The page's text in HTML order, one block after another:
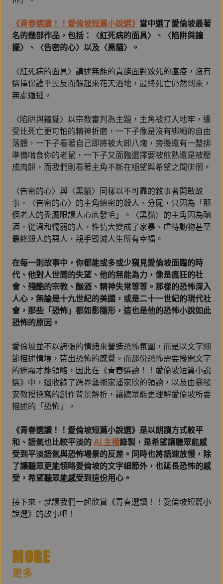
《青春選讀！！愛倫坡短篇小說選》 當中選了愛倫坡最著
名的幾部作品，包括：〈紅死病的面具〉、〈陷阱與鐘
擺〉、〈告密的心〉以及〈黑貓〉。
〈紅死病的面具〉講述無能的貴族面對致死的瘟疫，沒有
選擇保護平民反而躲起來花天酒地，最終死亡仍然到來，
無處遁逃。
〈陷阱與鐘擺〉以宗教審判為主題，主角被打入地牢，遭
受比死亡更可怕的精神折磨，一下子像是沒有綁繩的自由
落體，一下子看著自己即將被大卸八塊，旁邊還有一整排
準備啃食你的老鼠，一下子又面臨選擇要被煎熟還是被壓
成肉餅，而我們則看著主角不斷在絕望與希望之間徘徊。
〈告密的心〉與〈黑貓〉同樣以不可靠的敘事者開啟故
事，〈告密的心〉的主角縝密的殺人、分屍，只因為「那
個老人的禿鷹眼讓人心底發毛」。〈黑貓〉的主角因為酗
酒，從溫和懦弱的人，性情大變成了家暴、虐待動物甚至
最終殺人的惡人，親手毀滅人生所有幸福。
在每一則故事中，你都能或多或少窺見愛倫坡面臨的時
代、他對人世間的失望、他的無能為力，像是瘋狂的社
會、殘酷的宗教、酗酒、精神失常等等。那樣的恐怖深入
人心，無論是十九世紀的美國，或是二十一世紀的現代社
會，那些「恐怖」都如影隨形，這也是他的恐怖小說如此
恐怖的原因。
愛倫坡並不以誇張的情緒來營造恐怖氛圍，而是以文字細
節描述情境，帶出恐怖的感覺。而那份恐怖需要撥開文字
的迷霧才能領略，因此在《青春選讀！！愛倫坡短篇小說
選》中，還收錄了跨界藝術家潘家欣的領讀，以及由翁稷
安教授撰寫的創作背景解析，讓聽眾能更理解愛倫坡所要
描述的「恐怖」。
《青春選讀！！愛倫坡短篇小說選》是以朗讀方式較平
和、語氣也比較平淡的 AI 主播錄製，是希望讓聽眾能感
受到平淡語氣與恐怖場景的反差。同時也將語速放慢，除
了讓聽眾更能領略愛倫坡的文字細節外，也延長恐怖的感
受，希望聽眾能感受到這份用心。
接下來，就讓我們一起欣賞《青春選讀！！愛倫坡短篇小
說選》的故事吧！
MORE
更多